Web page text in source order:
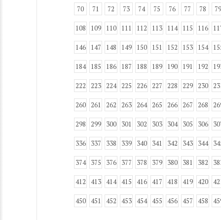
70 71 72 73 74 75 76 77 78 79
108 109 110 111 112 113 114 115 116
146 147 148 149 150 151 152 153 154
184 185 186 187 188 189 190 191 192
222 223 224 225 226 227 228 229 230
260 261 262 263 264 265 266 267 268
298 299 300 301 302 303 304 305 306
336 337 338 339 340 341 342 343 344
374 375 376 377 378 379 380 381 382
412 413 414 415 416 417 418 419 420
450 451 452 453 454 455 456 457 458